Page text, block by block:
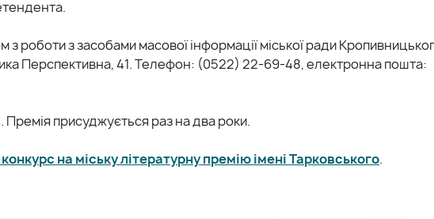
з роботи з засобами масової інформації міської ради
Перспективна, 41. Телефон: (0522) 22-69-48, електронна пошта:
Премія присуджується раз на два роки.
на міську літературну премію імені Тарковського.